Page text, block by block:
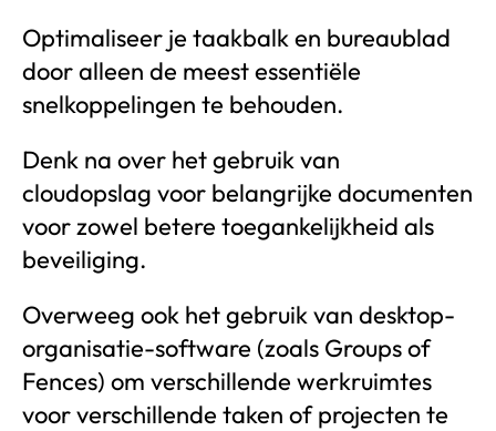
Optimaliseer je taakbalk en bureaublad
door alleen de meest essentiële
snelkoppelingen te behouden.
Denk na over het gebruik van
cloudopslag voor belangrijke documenten
voor zowel betere toegankelijkheid als
beveiliging.
Overweeg ook het gebruik van desktop-
organisatie-software (zoals Groups of
Fences) om verschillende werkruimtes
voor verschillende taken of projecten te